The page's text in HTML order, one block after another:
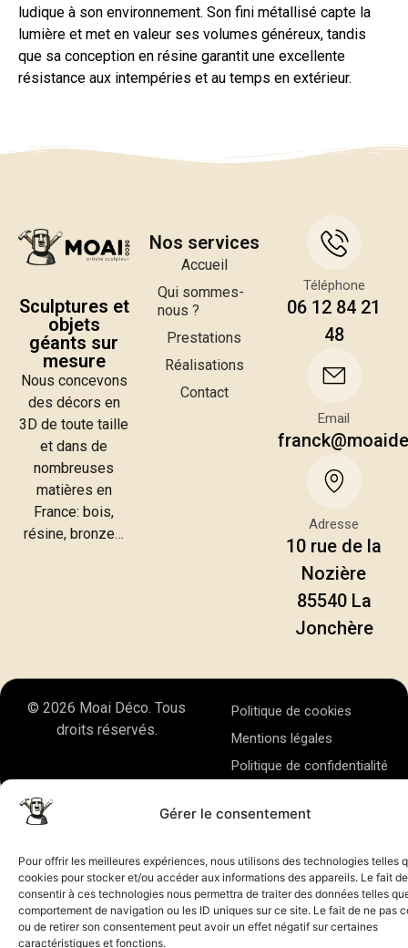
Gérer le consentement
Pour offrir les meilleures expériences, nous utilisons des technologies telles
cookies pour stocker et/ou accéder aux informations des appareils. Le fait de
consentir à ces technologies nous permettra de traiter des données telles
comportement de navigation ou les ID uniques sur ce site. Le fait de ne pas
ou de retirer son consentement peut avoir un effet négatif sur certaines
caractéristiques et fonctions.
ludique à son environnement. Son fini métallisé capte la
lumière et met en valeur ses volumes généreux, tandis
que sa conception en résine garantit une excellente
résistance aux intempéries et au temps en extérieur.
Sculptures et
objets
géants sur
mesure
Nous concevons
des décors en
3D de toute taille
et dans de
nombreuses
matières en
France: bois,
résine, bronze…
Nos services
Accueil
Qui sommes-
nous ?
Prestations
Réalisations
Contact
Téléphone
06 12 84 21
48
Email
Adresse
10 rue de la
Nozière
85540 La
Jonchère
© 2026 Moai Déco. Tous
droits réservés.
Politique de cookies
Mentions légales
Politique de confidentialité